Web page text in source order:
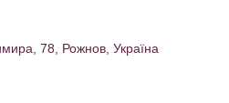
78, Рожнов, Україна